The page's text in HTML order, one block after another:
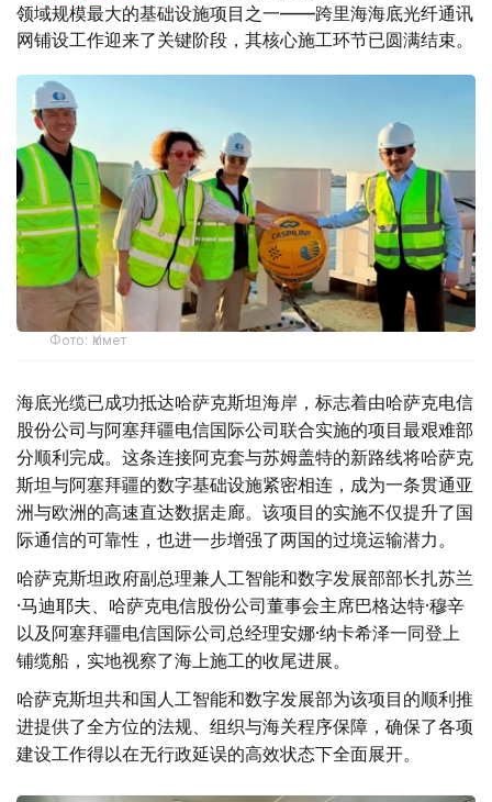
领域规模最大的基础设施项目之一——跨里海海底光纤通讯
网铺设工作迎来了关键阶段，其核心施工环节已圆满结束。
Фото: Үкімет
海底光缆已成功抵达哈萨克斯坦海岸，标志着由哈萨克电信
股份公司与阿塞拜疆电信国际公司联合实施的项目最艰难部
分顺利完成。这条连接阿克套与苏姆盖特的新路线将哈萨克
斯坦与阿塞拜疆的数字基础设施紧密相连，成为一条贯通亚
洲与欧洲的高速直达数据走廊。该项目的实施不仅提升了国
际通信的可靠性，也进一步增强了两国的过境运输潜力。
哈萨克斯坦政府副总理兼人工智能和数字发展部部长扎苏兰
·马迪耶夫、哈萨克电信股份公司董事会主席巴格达特·穆辛
以及阿塞拜疆电信国际公司总经理安娜·纳卡希泽一同登上
铺缆船，实地视察了海上施工的收尾进展。
哈萨克斯坦共和国人工智能和数字发展部为该项目的顺利推
进提供了全方位的法规、组织与海关程序保障，确保了各项
建设工作得以在无行政延误的高效状态下全面展开。